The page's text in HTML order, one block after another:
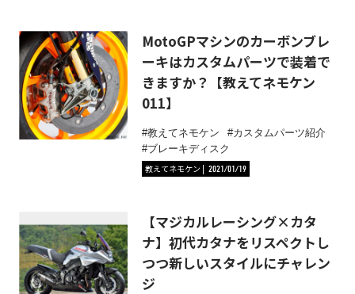
MotoGPマシンのカーボンブレ
ーキはカスタムパーツで装着で
きますか？【教えてネモケン
011】
教えてネモケン
カスタムパーツ紹介
ブレーキディスク
教えてネモケン
2021/01/19
【マジカルレーシング×カタ
ナ】初代カタナをリスペクトし
つつ新しいスタイルにチャレン
ジ